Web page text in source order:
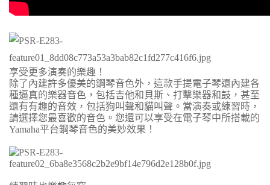
享受更多演奏的樂趣！
除了內建許多優美的鋼琴音色外，這款手提電子琴還內建各
種逼真的樂器音色，包括吉他和貝斯、打擊樂器和鼓，甚至
還有有趣的音效，包括狗叫聲和貓叫聲。當演奏或練習時，
請選擇您最喜歡的音色。您還可以享受在電子琴中所搭載的
Yamaha平台鋼琴音色的美妙效果！